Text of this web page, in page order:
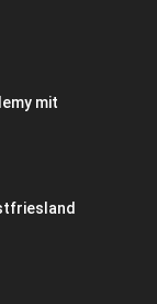
mit